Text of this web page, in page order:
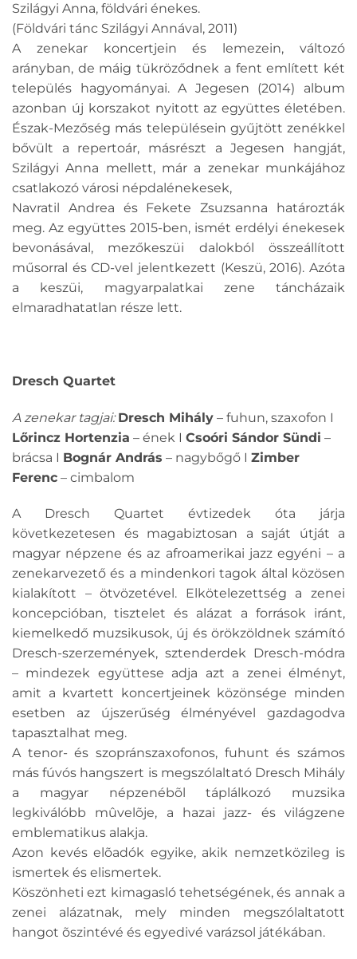
Szilágyi Anna, földvári énekes.
(Földvári tánc Szilágyi Annával, 2011)
A zenekar koncertjein és lemezein, változó
arányban, de máig tükröződnek a fent említett két
település hagyományai. A Jegesen (2014) album
azonban új korszakot nyitott az együttes életében.
Észak-Mezőség más településein gyűjtött zenékkel
bővült a repertoár, másrészt a Jegesen hangját,
Szilágyi Anna mellett, már a zenekar munkájához
csatlakozó városi népdalénekesek,
Navratil Andrea és Fekete Zsuzsanna határozták
meg. Az együttes 2015-ben, ismét erdélyi énekesek
bevonásával, mezőkeszüi dalokból összeállított
műsorral és CD-vel jelentkezett (Keszü, 2016). Azóta
a keszüi, magyarpalatkai zene táncházaik
elmaradhatatlan része lett.
Dresch Quartet
A zenekar tagjai: Dresch Mihály – fuhun, szaxofon I
Lőrincz Hortenzia – ének I Csoóri Sándor Sündi –
brácsa I Bognár András – nagybőgő I Zimber
Ferenc – cimbalom
A Dresch Quartet évtizedek óta járja
következetesen és magabiztosan a saját útját a
magyar népzene és az afroamerikai jazz egyéni – a
zenekarvezető és a mindenkori tagok által közösen
kialakított – ötvözetével. Elkötelezettség a zenei
koncepcióban, tisztelet és alázat a források iránt,
kiemelkedő muzsikusok, új és örökzöldnek számító
Dresch-szerzemények, sztenderdek Dresch-módra
– mindezek együttese adja azt a zenei élményt,
amit a kvartett koncertjeinek közönsége minden
esetben az újszerűség élményével gazdagodva
tapasztalhat meg.
A tenor- és szopránszaxofonos, fuhunt és számos
más fúvós hangszert is megszólaltató Dresch Mihály
a magyar népzenébõl táplálkozó muzsika
legkiválóbb mûvelõje, a hazai jazz- és világzene
emblematikus alakja.
Azon kevés elõadók egyike, akik nemzetközileg is
ismertek és elismertek.
Köszönheti ezt kimagasló tehetségének, és annak a
zenei alázatnak, mely minden megszólaltatott
hangot õszintévé és egyedivé varázsol játékában.